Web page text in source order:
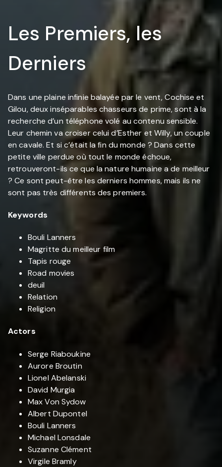
Les Premiers, les
Derniers
Dans une plaine infinie balayée par le vent, Cochise et
Gilou, deux inséparables chasseurs de prime, sont à la
recherche d’un téléphone volé au contenu sensible.
Leur chemin va croiser celui d’Esther et Willy, un couple
en cavale. Et si c’était la fin du monde ? Dans cette
petite ville perdue où tout le monde échoue,
retrouveront-ils ce que la nature humaine a de meilleur
? Ce sont peut-être les derniers hommes, mais ils ne
sont pas très différents des premiers.
Keywords
Bouli Lanners
Magritte du meilleur film
Tapis rouge
Road movies
deuil
Relation
Religion
Actors
Serge Riaboukine
Aurore Broutin
Lionel Abelanski
David Murgia
Max Von Sydow
Albert Dupontel
Bouli Lanners
Michael Lonsdale
Suzanne Clément
Virgile Bramly